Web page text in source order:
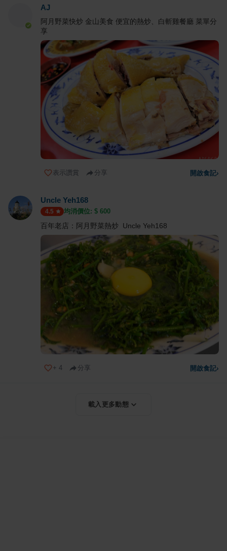
AJ
阿月野菜快炒 金山美食 便宜的熱炒、白斬雞餐廳 菜單分
享
表示讚賞 分享 開啟食記›
Uncle Yeh168
4.5 均消價位: $ 600
百年老店：阿月野菜熱炒 Uncle Yeh168
+ 4 分享 開啟食記›
載入更多動態